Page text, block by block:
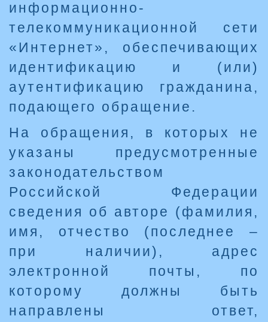
информационно-
телекоммуникационной сети
«Интернет», обеспечивающих
идентификацию и (или)
аутентификацию гражданина,
подающего обращение.
На обращения, в которых не
указаны предусмотренные
законодательством
Российской Федерации
сведения об авторе (фамилия,
имя, отчество (последнее –
при наличии), адрес
электронной почты, по
которому должны быть
направлены ответ,